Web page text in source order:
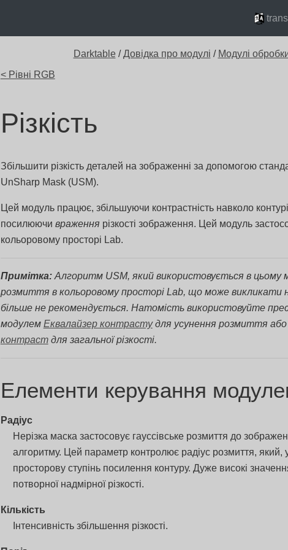
Darktable /Довідка про модулі / Модулі
< Рівні RGB
Різкість
Збільшити різкість деталей на зображенні за допомогою
UnSharp Mask (USM).
Цей модуль працює, збільшуючи контрастність навколо
посилюючи враження різкості зображення. Цей модуль
кольоровому просторі Lab.
Примітка:Алгоритм USM, який використовується в цьому
розмиття в кольоровому просторі Lab, що може викликати
більше не рекомендується. Натомість використовуйте
модулем Еквалайзер контрастудля усунення розмиття
контрастдля загальної різкості.
Елементи керування
Радіус
Нерізка маска застосовує гауссівське розмиття до
алгоритму. Цей параметр контролює радіус розмиття, який,
просторову ступінь посилення контуру. Дуже високі
потворної надмірної різкості.
Кількість
Інтенсивність збільшення різкості.